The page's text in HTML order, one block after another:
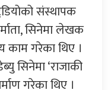
संस्थापक
सिनेमा लेखक
काम गरेका थिए ।
सिनेमा ‘राजाकी
गरेका थिए ।